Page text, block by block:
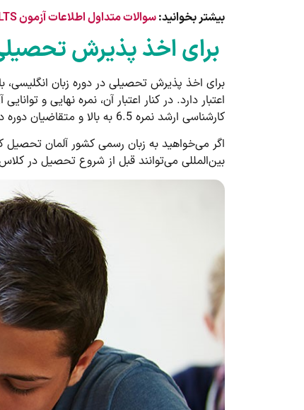
بیشتر بخوانید:سوالات متداول اطلاعات آزمون IELTS (بخش 3)
برای اخذ پذیرش
برای اخذ پذیرش تحصیلی در دوره زبان انگلیسی،
کارشناسی ارشد نمره 6.5 به بالا و متقاضیان دوره دکتری باید نمره 7 به بالا را به این آزمون داشته باشند تا بتوانند به تحصیل در برترین دانشگاه‌های آلمان ادامه دهند.
بین‌المللی می‌توانند قبل از شروع تحصیل در